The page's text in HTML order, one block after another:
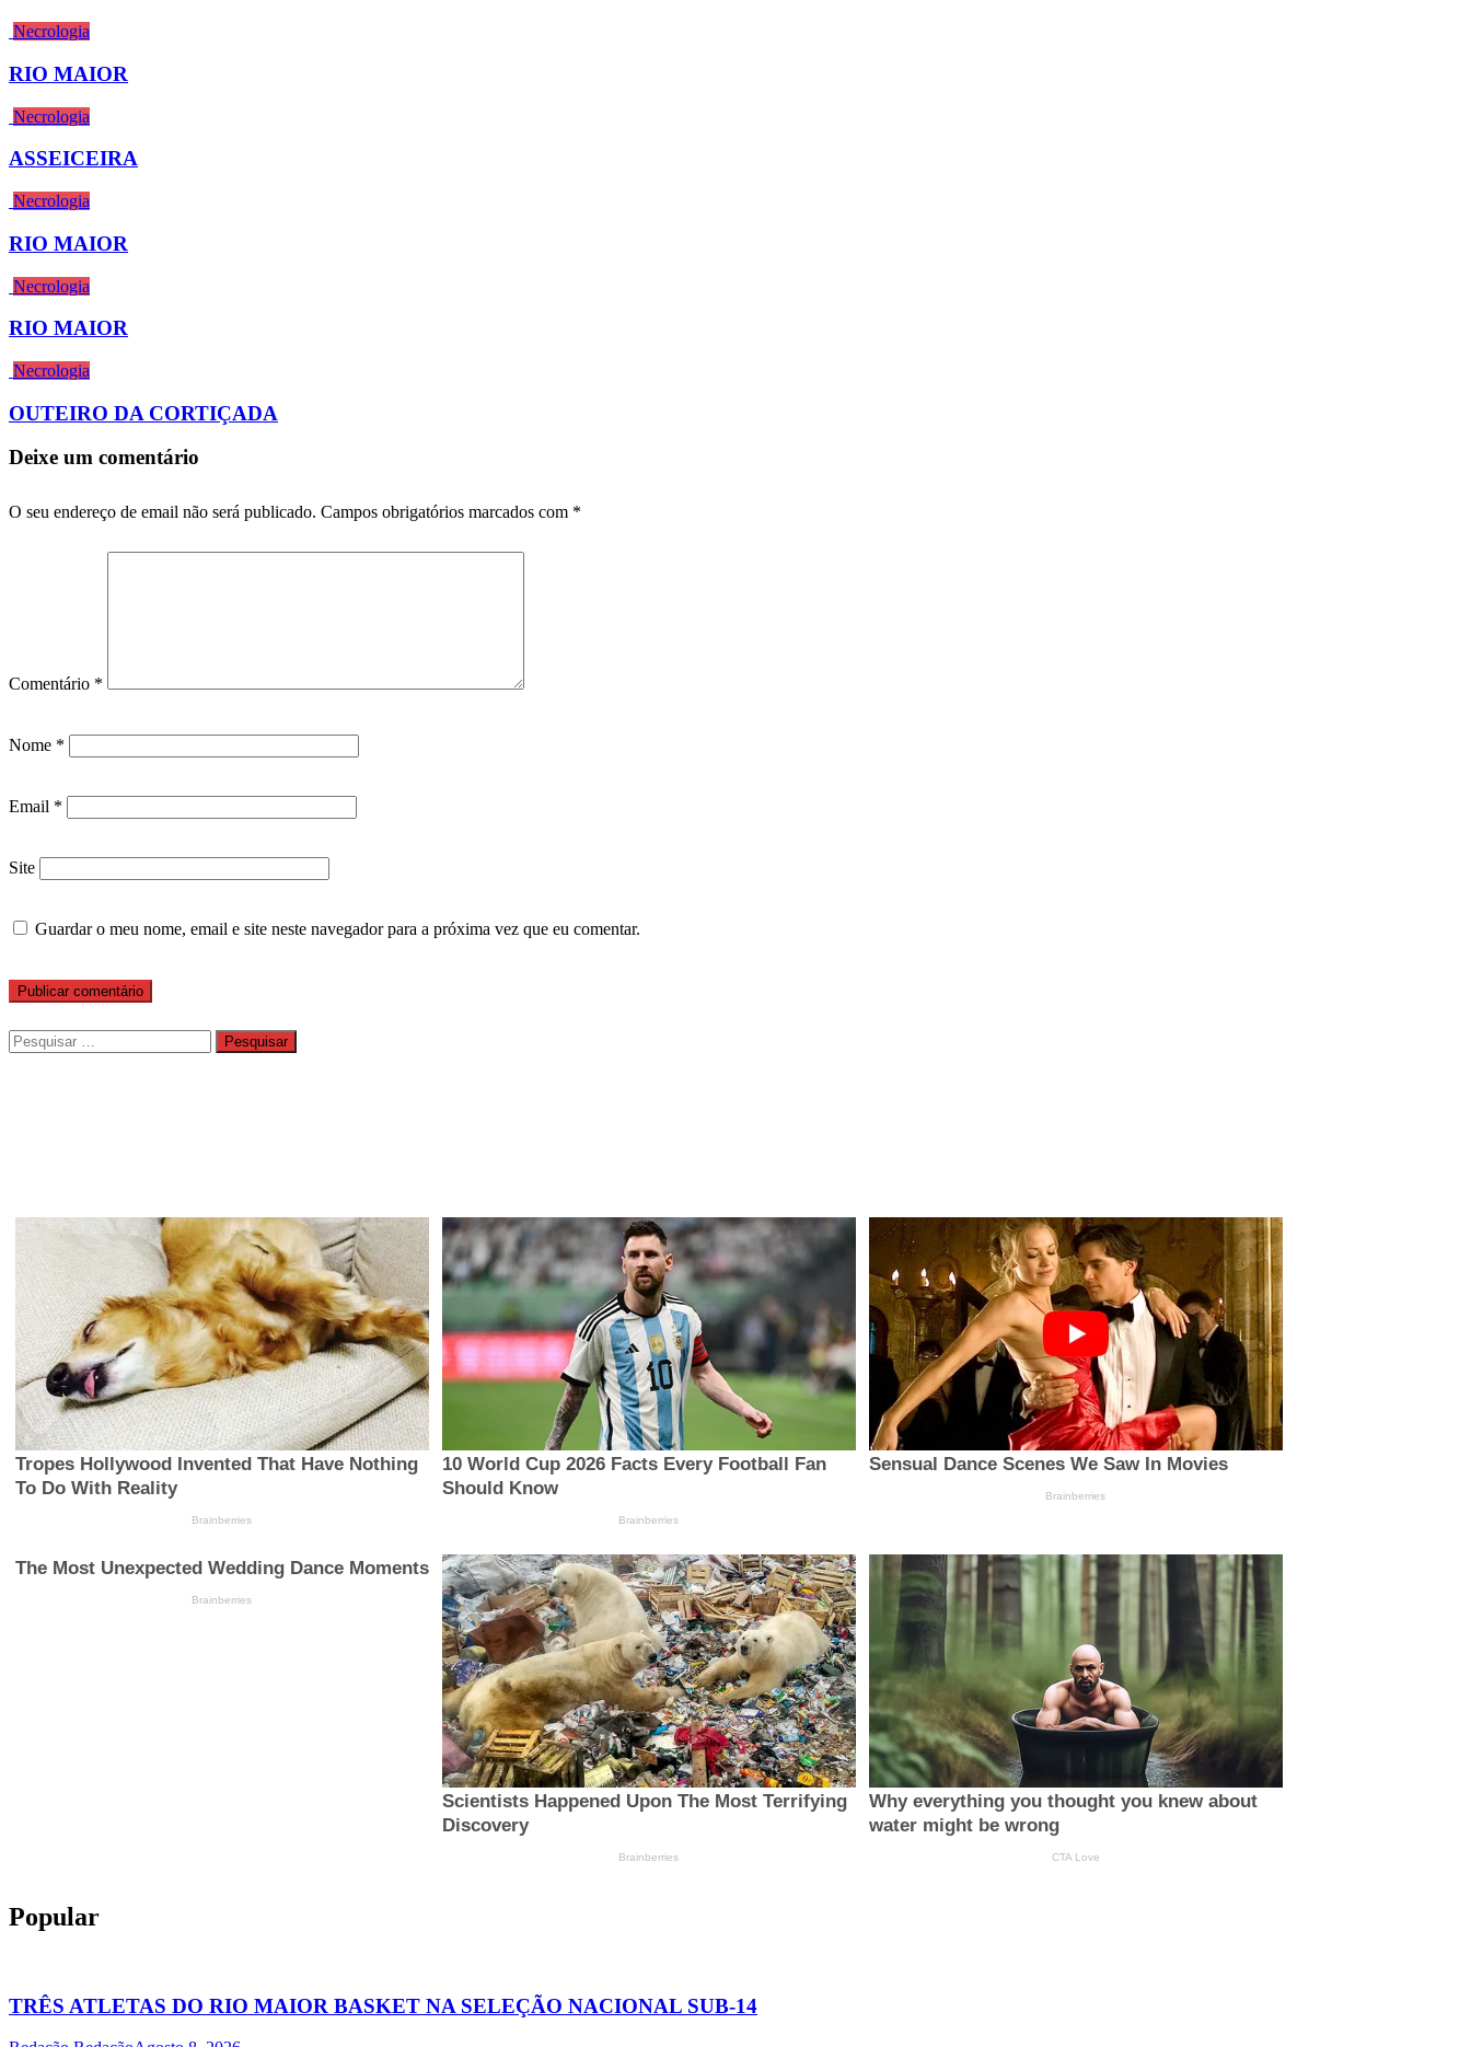
Necrologia
RIO MAIOR
Necrologia
ASSEICEIRA
Necrologia
RIO MAIOR
Necrologia
RIO MAIOR
Necrologia
OUTEIRO DA CORTIÇADA
Deixe um comentário
O seu endereço de email não será publicado. Campos obrigatórios marcados com *
Comentário *
Nome *
Email *
Site
Guardar o meu nome, email e site neste navegador para a próxima vez que eu comentar.
Pesquisar
por:
Popular
TRÊS ATLETAS DO RIO MAIOR BASKET NA SELEÇÃO NACIONAL SUB-14